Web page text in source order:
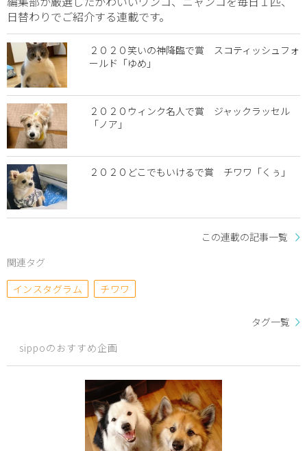
日替わりでご紹介する連載です。
２０２０笑いの神降臨で賞 スコティッシュフォ
ールド「ゆめ」
２０２０ウィンク名人で賞 ジャックラッセル
「ノア」
２０２０どこでもいけるで賞 チワワ「くぅ」
この連載の記事一覧
関連タグ
インスタグラム
チワワ
タグ一覧
sippoのおすすめ企画